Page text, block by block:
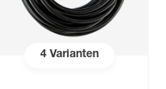
4Varianten